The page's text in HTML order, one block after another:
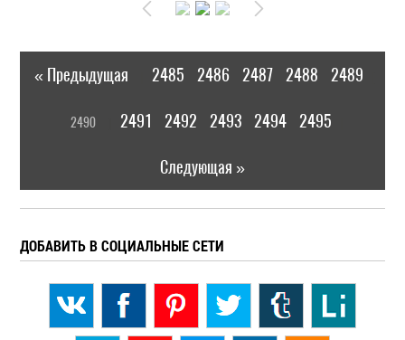
« Предыдущая 2485 2486 2487 2488 2489
2490 2491 2492 2493 2494 2495
Следующая »
ДОБАВИТЬ В СОЦИАЛЬНЫЕ СЕТИ